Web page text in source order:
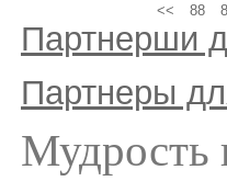
<< 88
Партнерши
Партнеры
Мудрость